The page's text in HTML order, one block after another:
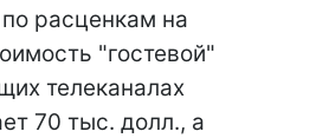
расценкам на
"гостевой"
телеканалах
70 тыс. долл., а